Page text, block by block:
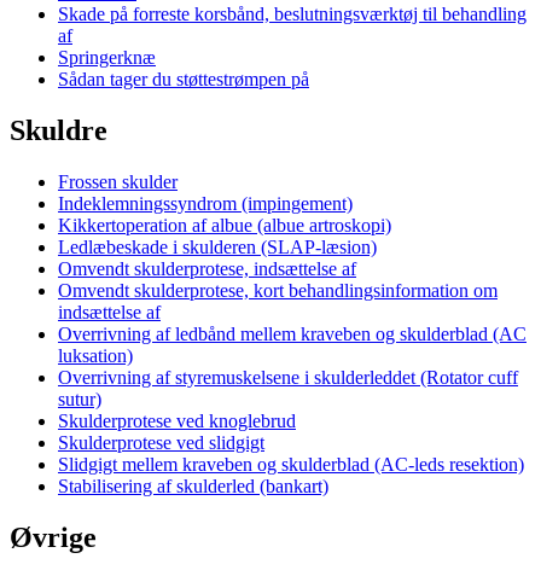
Skade på forreste korsbånd, beslutningsværktøj til behandling
af
Springerknæ
Sådan tager du støttestrømpen på
Skuldre
Frossen skulder
Indeklemningssyndrom (impingement)
Kikkertoperation af albue (albue artroskopi)
Ledlæbeskade i skulderen (SLAP-læsion)
Omvendt skulderprotese, indsættelse af
Omvendt skulderprotese, kort behandlingsinformation om
indsættelse af
Overrivning af ledbånd mellem kraveben og skulderblad (AC
luksation)
Overrivning af styremuskelsene i skulderleddet (Rotator cuff
sutur)
Skulderprotese ved knoglebrud
Skulderprotese ved slidgigt
Slidgigt mellem kraveben og skulderblad (AC-leds resektion)
Stabilisering af skulderled (bankart)
Øvrige